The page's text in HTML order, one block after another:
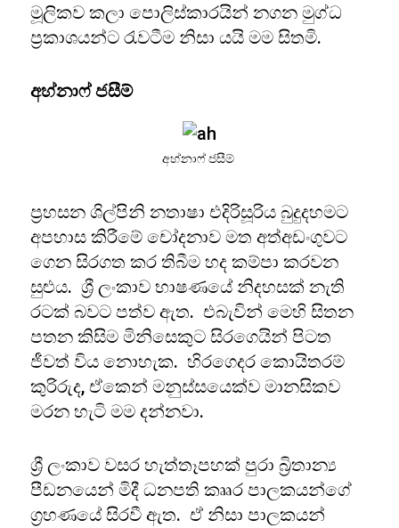
මූලිකව කලා පොලිස්කාරයින් නගන මුග්ධ
ප්‍රකාශයන්ට රැවටීම නිසා යයි මම සිතමි.
අහ්නාෆ් ජ‍සීම්
අහ්නාෆ් ජ‍සීම්
ප්‍රහසන ශිල්පිනි නතාෂා එදිරිසූරිය බුදුදහමට
අපහාස කිරීමේ චෝදනාව මත අත්අඩංගුවට
ගෙන සිරගත කර තිබීම හද කම්පා කරවන
සුළුය. ශ්‍රී ලංකාව භාෂණයේ නිදහසක් නැති
රටක් බවට පත්ව ඇත. එබැවින් මෙහි සිතන
පතන කිසිම මිනිසෙකුට සිරගෙයින් පිටත
ජීවත් විය නොහැක. හිරගෙදර කොයිතරම්
කුරිරුද, ඒකෙන් මනුස්සයෙක්ව මානසිකව
මරන හැටි මම දන්නවා.
ශ්‍රී ලංකාව වසර හැත්තෑපහක් පුරා බ්‍රිතාන්‍ය
පීඩනයෙන් මිදී ධනපති කෲර පාලකයන්ගේ
ග්‍රහණයේ සිරවී ඇත. ඒ නිසා පාලකයන්